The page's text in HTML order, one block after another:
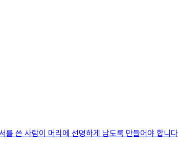
쓴 사람이 머리에 선명하게 남도록 만들어야 합